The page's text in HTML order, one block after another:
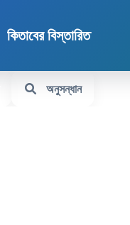
কিতাবের বিস্তারিত
অনুসন্ধান